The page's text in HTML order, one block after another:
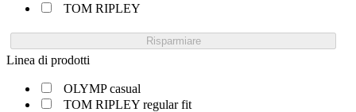
TOM RIPLEY
Risparmiare
Linea di prodotti
OLYMP casual
TOM RIPLEY regular fit